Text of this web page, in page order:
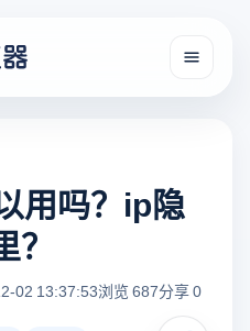
用吗？ip隐
02 13:37:53浏览 687分享 0